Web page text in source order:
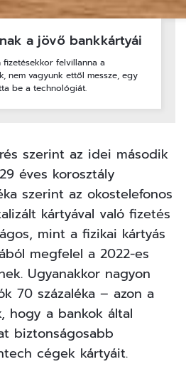
a jövő bankkártyái
felvillanna a
nem vagyunk ettől messze, egy
be a technológiát.
szerint az idei második
éves korosztály
szerint az okostelefonos
kártyával való fizetés
mint a fizikai kártyás
megfelel a 2022-es
Ugyanakkor nagyon
70 százaléka – azon a
hogy a bankok által
biztonságosabb
cégek kártyáit.